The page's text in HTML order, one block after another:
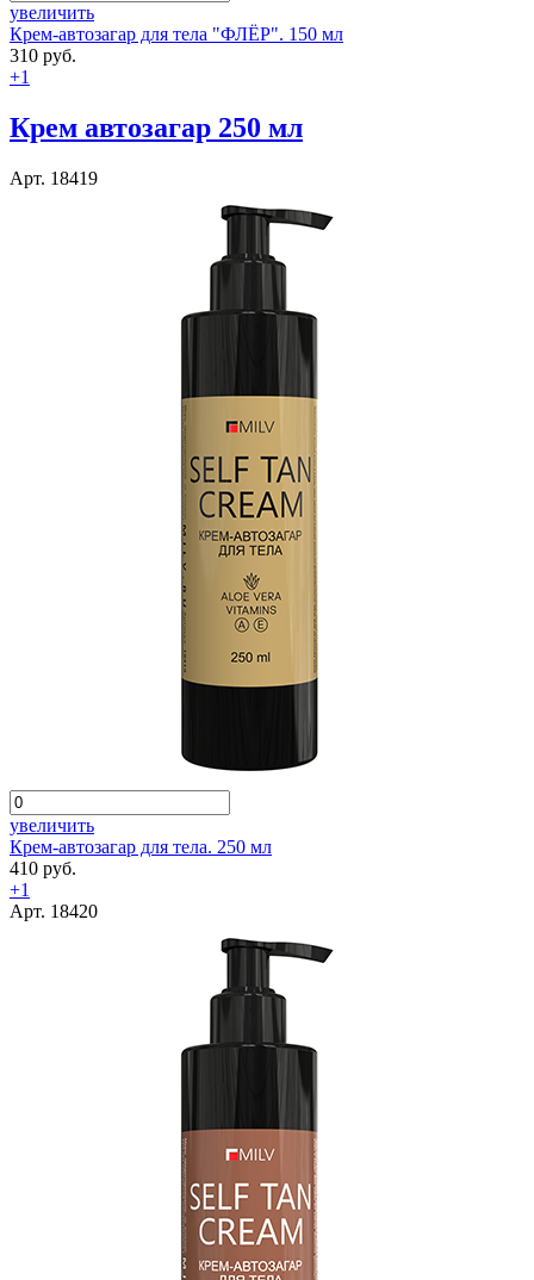
увеличить
Крем-автозагар для тела "ФЛЁР". 150 мл
310 руб.
+1
Крем автозагар 250 мл
Арт. 18419
увеличить
Крем-автозагар для тела. 250 мл
410 руб.
+1
Арт. 18420